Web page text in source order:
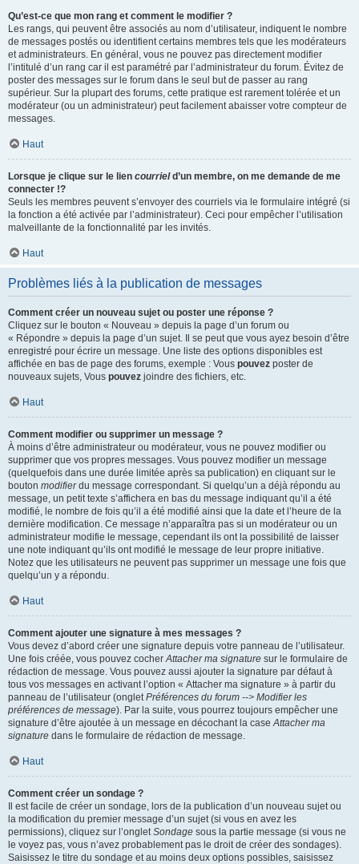
Qu’est-ce que mon rang et comment le modifier ?
Les rangs, qui peuvent être associés au nom d’utilisateur, indiquent le nombre
de messages postés ou identifient certains membres tels que les modérateurs
et administrateurs. En général, vous ne pouvez pas directement modifier
l’intitulé d’un rang car il est paramétré par l’administrateur du forum. Évitez de
poster des messages sur le forum dans le seul but de passer au rang
supérieur. Sur la plupart des forums, cette pratique est rarement tolérée et un
modérateur (ou un administrateur) peut facilement abaisser votre compteur de
messages.
Haut
Lorsque je clique sur le lien courrield’un membre, on me demande de me
connecter !?
Seuls les membres peuvent s’envoyer des courriels via le formulaire intégré (si
la fonction a été activée par l’administrateur). Ceci pour empêcher l’utilisation
malveillante de la fonctionnalité par les invités.
Haut
Problèmes liés à la publication de messages
Comment créer un nouveau sujet ou poster une réponse ?
Cliquez sur le bouton « Nouveau » depuis la page d’un forum ou
« Répondre » depuis la page d’un sujet. Il se peut que vous ayez besoin d’être
enregistré pour écrire un message. Une liste des options disponibles est
affichée en bas de page des forums, exemple : Vous pouvez poster de
nouveaux sujets, Vous pouvez joindre des fichiers, etc.
Haut
Comment modifier ou supprimer un message ?
À moins d’être administrateur ou modérateur, vous ne pouvez modifier ou
supprimer que vos propres messages. Vous pouvez modifier un message
(quelquefois dans une durée limitée après sa publication) en cliquant sur le
bouton modifierdu message correspondant. Si quelqu’un a déjà répondu au
message, un petit texte s’affichera en bas du message indiquant qu’il a été
modifié, le nombre de fois qu’il a été modifié ainsi que la date et l’heure de la
dernière modification. Ce message n’apparaîtra pas si un modérateur ou un
administrateur modifie le message, cependant ils ont la possibilité de laisser
une note indiquant qu’ils ont modifié le message de leur propre initiative.
Notez que les utilisateurs ne peuvent pas supprimer un message une fois que
quelqu’un y a répondu.
Haut
Comment ajouter une signature à mes messages ?
Vous devez d’abord créer une signature depuis votre panneau de l’utilisateur.
Une fois créée, vous pouvez cocherAttacher ma signature sur le formulaire de
rédaction de message. Vous pouvez aussi ajouter la signature par défaut à
tous vos messages en activant l’option « Attacher ma signature » à partir du
panneau de l’utilisateur (ongletPréférences du forum --> Modifier les
préférences de message). Par la suite, vous pourrez toujours empêcher une
signature d’être ajoutée à un message en décochant la caseAttacher ma
signature dans le formulaire de rédaction de message.
Haut
Comment créer un sondage ?
Il est facile de créer un sondage, lors de la publication d’un nouveau sujet ou
la modification du premier message d’un sujet (si vous en avez les
permissions), cliquez sur l’ongletSondage sous la partie message (si vous ne
le voyez pas, vous n’avez probablement pas le droit de créer des sondages).
Saisissez le titre du sondage et au moins deux options possibles, saisissez